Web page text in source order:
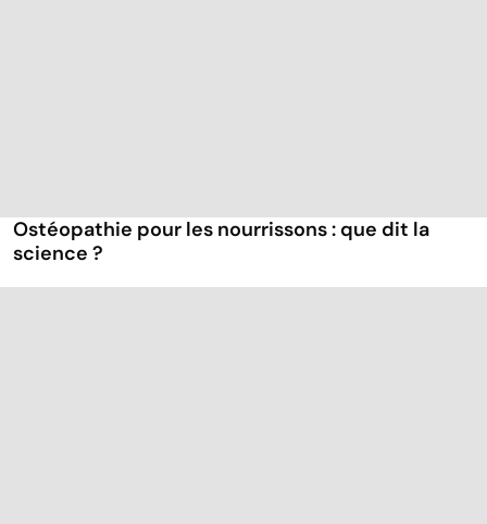
Ostéopathie pour les nourrissons : que dit la
science ?